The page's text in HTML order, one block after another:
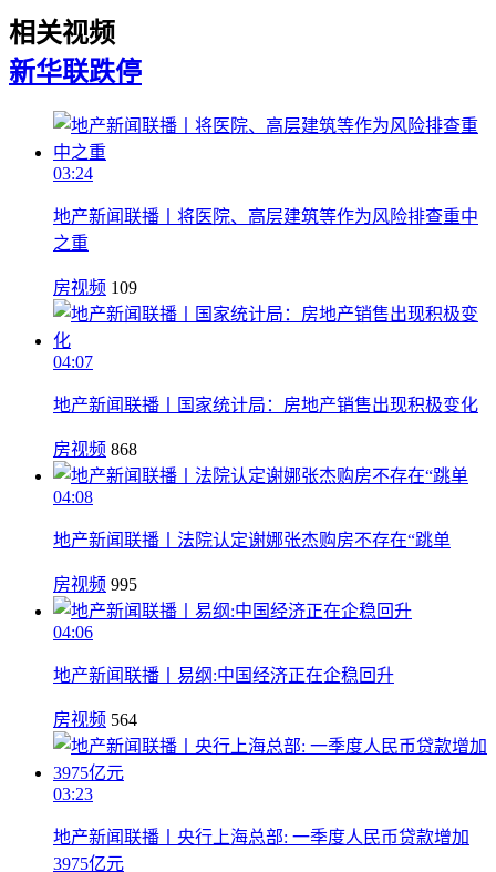
相关视频
新华联跌停
03:24
地产新闻联播丨将医院、高层建筑等作为风险排查重中
之重
房视频 109
04:07
地产新闻联播丨国家统计局：房地产销售出现积极变化
房视频 868
04:08
地产新闻联播丨法院认定谢娜张杰购房不存在“跳单
房视频 995
04:06
地产新闻联播丨易纲:中国经济正在企稳回升
房视频 564
03:23
地产新闻联播丨央行上海总部: 一季度人民币贷款增加
3975亿元